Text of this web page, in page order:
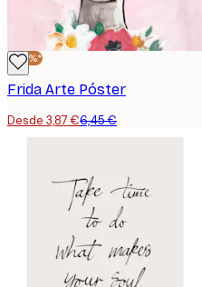
-40%*
Frida Arte Póster
Desde 3,87 €6,45 €